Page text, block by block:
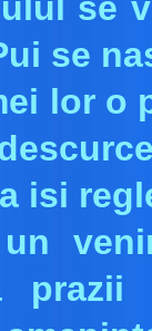
se
lor o
isi